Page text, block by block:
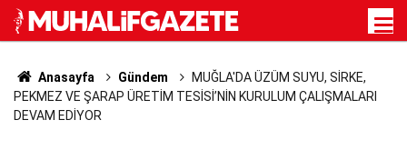
Anasayfa Gündem
MUĞLA'DA ÜZÜM SUYU, SİRKE,
PEKMEZ VE ŞARAP ÜRETİM TESİSİ’NİN KURULUM ÇALIŞMALARI
DEVAM EDİYOR